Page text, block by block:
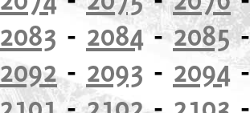
2083 - 2084-2085
2092- 2093 - 2094